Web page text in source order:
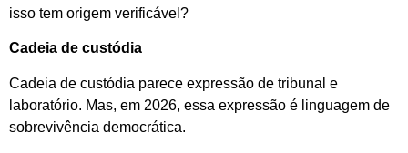
isso tem origem verificável?
Cadeia de custódia
Cadeia de custódia parece expressão de tribunal e
laboratório. Mas, em 2026, essa expressão é linguagem de
sobrevivência democrática.